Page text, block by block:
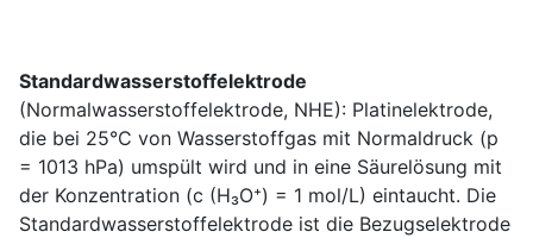
Standardwasserstoffelektrode
(Normalwasserstoffelektrode, NHE): Platinelektrode,
die bei 25°C von Wasserstoffgas mit Normaldruck (p
= 1013 hPa) umspült wird und in eine Säurelösung mit
der Konzentration (c (H₃O⁺) = 1 mol/L) eintaucht. Die
Standardwasserstoffelektrode ist die Bezugselektrode